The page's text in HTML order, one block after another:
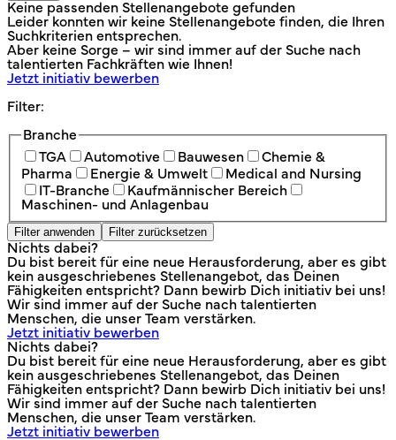
Keine passenden Stellenangebote gefunden
Leider konnten wir keine Stellenangebote finden, die Ihren
Suchkriterien entsprechen.
Aber keine Sorge – wir sind immer auf der Suche nach
talentierten Fachkräften wie Ihnen!
Jetzt initiativ bewerben
Filter:
Branche
TGA
Automotive Bauwesen
Chemie &
Pharma
Energie & Umwelt
Medical and Nursing
IT-Branche
Kaufmännischer Bereich
Maschinen- und Anlagenbau
Filter anwenden Filter zurücksetzen
Nichts dabei?
Du bist bereit für eine neue Herausforderung, aber es gibt
kein ausgeschriebenes Stellenangebot, das Deinen
Fähigkeiten entspricht? Dann bewirb Dich initiativ bei uns!
Wir sind immer auf der Suche nach talentierten
Menschen, die unser Team verstärken.
Jetzt initiativ bewerben
Nichts dabei?
Du bist bereit für eine neue Herausforderung, aber es gibt
kein ausgeschriebenes Stellenangebot, das Deinen
Fähigkeiten entspricht? Dann bewirb Dich initiativ bei uns!
Wir sind immer auf der Suche nach talentierten
Menschen, die unser Team verstärken.
Jetzt initiativ bewerben